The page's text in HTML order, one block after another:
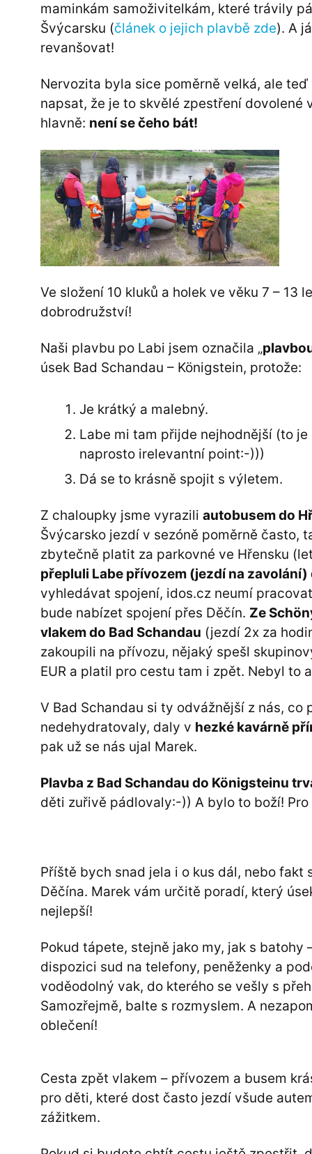
maminkám samoživitelkám, které trávily
Švýcarsku (článek o jejich plavbě zde). A
revanšovat!
Nervozita byla sice poměrně velká, ale
napsat, že je to skvělé zpestření dovolené
hlavně: není se čeho bát!
Ve složení 10 kluků a holek ve věku 7 – 13
dobrodružství!
Naši plavbu po Labi jsem označila „
úsek Bad Schandau – Königstein, protože:
Je krátký a malebný.
Labe mi tam přijde nejhodnější (to
naprosto irelevantní point:-)))
Dá se to krásně spojit s výletem.
Z chaloupky jsme vyrazili autobusem do
Švýcarsko jezdí v sezóně poměrně často,
zbytečně platit za parkovné ve Hřensku
přepluli Labe přívozem (jezdí na
vyhledávat spojení, idos.cz neumí
bude nabízet spojení přes Děčín. Ze
vlakem do Bad Schandau (jezdí 2x za
zakoupili na přívozu, nějaký spešl
EUR a platil pro cestu tam i zpět. Nebyl to
V Bad Schandau si ty odvážnější z nás,
nedehydratovaly, daly v hezké kavárně
pak už se nás ujal Marek.
Plavba z Bad Schandau do Königsteinu
děti zuřivě pádlovaly:-)) A bylo to boží!
Příště bych snad jela i o kus dál, nebo fakt
Děčína. Marek vám určitě poradí, který
nejlepší!
Pokud tápete, stejně jako my, jak s batohy
dispozici sud na telefony, peněženky a
voděodolný vak, do kterého se vešly s
Samozřejmě, balte s rozmyslem. A
oblečení!
Cesta zpět vlakem – přívozem a busem
pro děti, které dost často jezdí všude
zážitkem.